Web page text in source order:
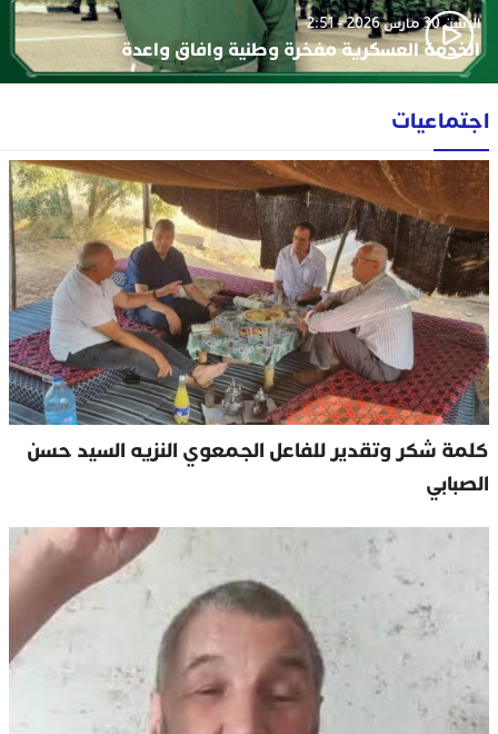
الإثنين 30 مارس 2026 - 2:51
الخدمة العسكرية مفخرة وطنية وافاق واعدة
اجتماعيات
كلمة شكر وتقدير للفاعل الجمعوي النزيه السيد حسن
الصبابي